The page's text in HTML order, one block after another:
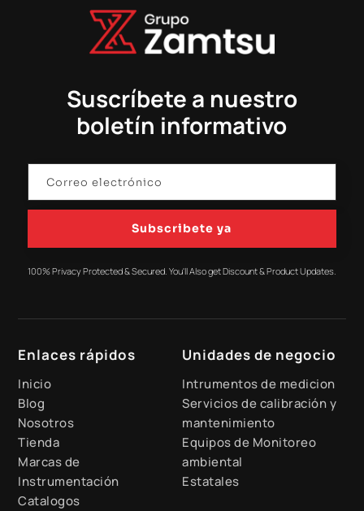
Suscríbete a nuestro
boletín informativo
Subscribete ya
100% Privacy Protected & Secured. You'll Also get Discount & Product Updates.
Enlaces rápidos
Inicio
Blog
Nosotros
Tienda
Marcas de
Instrumentación
Catalogos
Unidades de negocio
Intrumentos de medicion
Servicios de calibración y
mantenimiento
Equipos de Monitoreo
ambiental
Estatales